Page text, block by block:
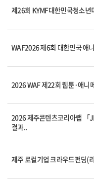
제26회 KYMF대한민국청소년
WAF2026 제6회 대한민국 애
2026 WAF 제22회 웹툰·애니
2026 제주콘텐츠코리아랩 「
결과..
제주 로컬기업 크라우드펀딩(